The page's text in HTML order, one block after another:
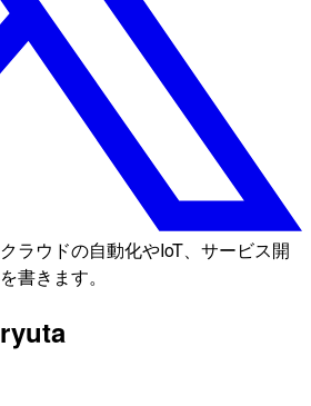
ラウドの自動化やIoT、サービス開
書きます。